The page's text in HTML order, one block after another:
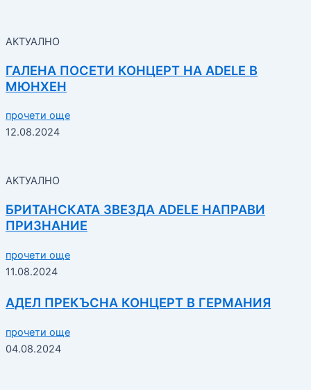
АКТУАЛНО
ГАЛЕНА ПОСЕТИ КОНЦЕРТ НА ADELE В
МЮНХЕН
прочети още
12.08.2024
АКТУАЛНО
БРИТАНСКАТА ЗВЕЗДА ADELE НАПРАВИ
ПРИЗНАНИЕ
прочети още
11.08.2024
АДЕЛ ПРЕКЪСНА КОНЦЕРТ В ГЕРМАНИЯ
прочети още
04.08.2024